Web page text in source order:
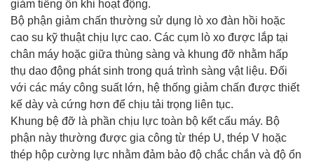
giảm tiếng ồn khi hoạt động.
Bộ phận giảm chấn thường sử dụng lò xo đàn hồi hoặc
cao su kỹ thuật chịu lực cao. Các cụm lò xo được lắp tại
chân máy hoặc giữa thùng sàng và khung đỡ nhằm hấp
thụ dao động phát sinh trong quá trình sàng vật liệu. Đối
với các máy công suất lớn, hệ thống giảm chấn được thiết
kế dày và cứng hơn để chịu tải trọng liên tục.
Khung bệ đỡ là phần chịu lực toàn bộ kết cấu máy. Bộ
phận này thường được gia công từ thép U, thép V hoặc
thép hộp cường lực nhằm đảm bảo độ chắc chắn và độ ổn